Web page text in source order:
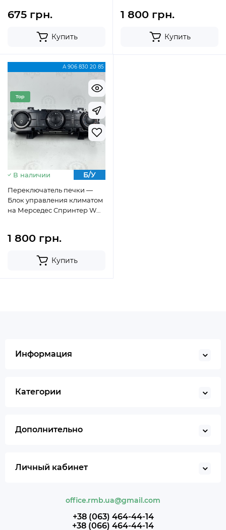
675 грн.
Купить
1 800 грн.
Купить
А 906 830 20 85
Top
В наличии Б/У
Переключатель печки —
Блок управления климатом
на Мерседес Спринтер W
1 800 грн.
Купить
Информация
Категории
Дополнительно
Личный кабинет
office.rmb.ua@gmail.com
+38 (063) 464-44-14
+38 (066) 464-44-14